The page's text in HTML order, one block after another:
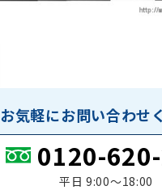
お気軽にお問い合わせ
0120-
平日 9:00〜18:00